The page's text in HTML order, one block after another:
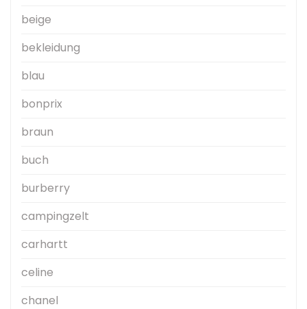
beige
bekleidung
blau
bonprix
braun
buch
burberry
campingzelt
carhartt
celine
chanel